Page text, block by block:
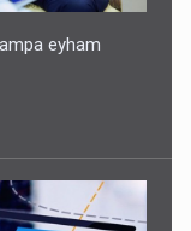
eyham